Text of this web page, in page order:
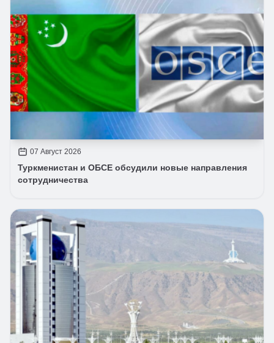
07 Август 2026
Туркменистан и ОБСЕ обсудили новые направления
сотрудничества